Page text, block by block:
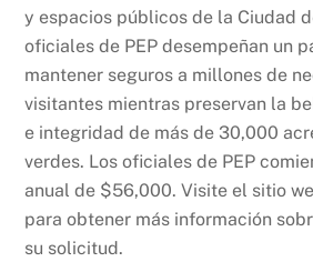
y espacios públicos de la Ciudad
oficiales de PEP desempeñan un
mantener seguros a millones de
visitantes mientras preservan la
e integridad de más de 30,000
verdes. Los oficiales de PEP
anual de $56,000. Visite el sitio
para obtener más información
su solicitud.